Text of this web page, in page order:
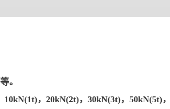
。
，20kN(2t)，30kN(3t)，50kN(5t)，